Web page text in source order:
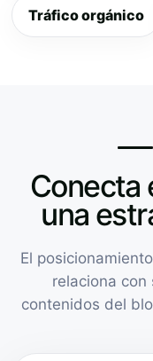
Tráfico orgánico
Conecta
una
El
relaciona con
contenidos del